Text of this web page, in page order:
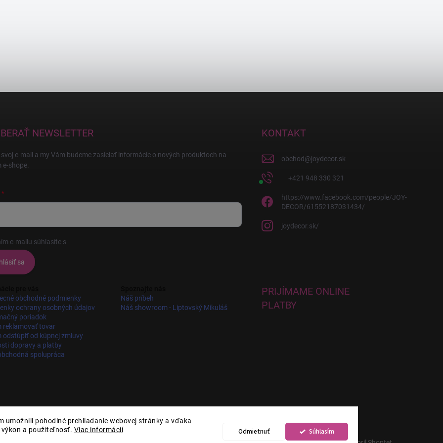
umožnili pohodlné prehliadanie webovej stránky a vďaka
a použiteľnosť. Viac informácií Odmietnuť Súhlasím
NEWSLETTER
e-mail a my Vám budeme zasielať informácie o nových produktoch na
e-shope.
e-mailu súhlasíte s
sa
KONTAKT
obchod@joydecor.sk
+421 948 330 321
https://www.facebook.com/people/JOY-
DECOR/61552187031434/
joydecor.sk/
obchodné podmienky
ochrany osobných údajov
poriadok
reklamovať tovar
odstúpiť od kúpnej zmluvy
dopravy a platby
spolupráca
Náš príbeh
Náš showroom - Liptovský Mikuláš
PRIJÍMAME ONLINE
PLATBY